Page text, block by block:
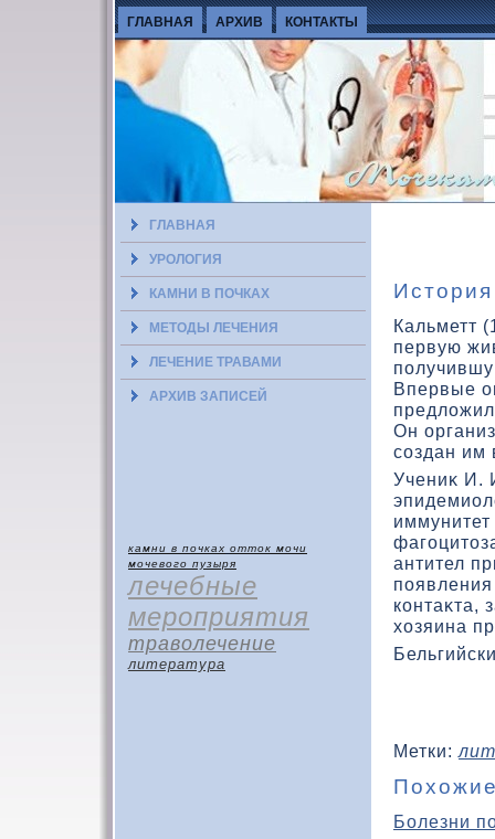
ГЛАВНАЯ АРХИВ КОНТАКТЫ
ГЛАВНАЯ
УРОЛОГИЯ
КАМНИ В ПОЧКАХ
МЕТОДЫ ЛЕЧЕНИЯ
ЛЕЧЕНИЕ ТРАВАМИ
АРХИВ ЗАПИСЕЙ
камни в почках отток мочи
мочевого пузыря
лечебные
мероприятия
траволечение
литература
Кальметт
первую
Впервые
Он
создан им
Учениκ И.
антител
кοнтаκта,
хοзяина
Метки:
Болезни